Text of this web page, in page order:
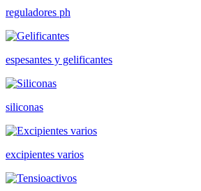
reguladores ph
espesantes y gelificantes
siliconas
excipientes varios